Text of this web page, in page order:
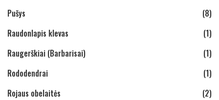
Pušys
(8)
Raudonlapis klevas
(1)
Raugerškiai (Barbarisai)
(1)
Rododendrai
(1)
Rojaus obelaitės
(2)